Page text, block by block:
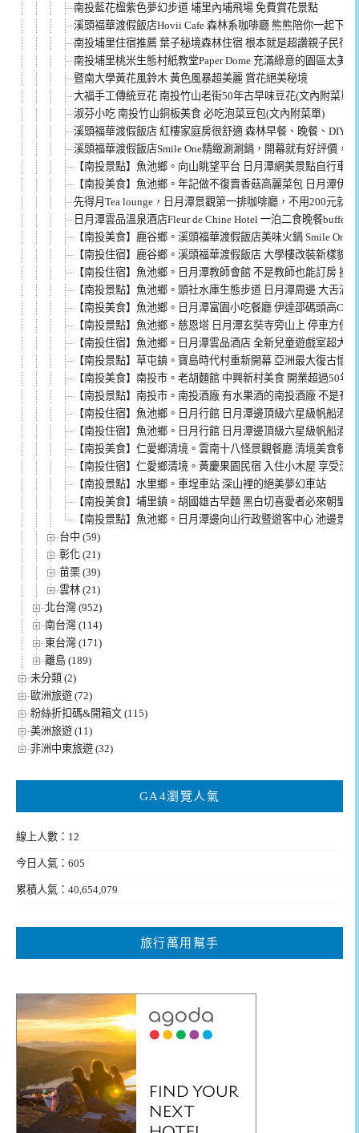
南投藍花楹紫色夢幻步道 埔里內埔飛場 免費賞花景點
溪頭福華渡假飯店Hovii Cafe 森林系咖啡廳 熊熊陪你一起下午
南投埔里住宿推薦 葉子秘境森林住宿 根本就是超讚親子民宿 (
南投埔里桃米生態村紙教堂Paper Dome 充滿綠意的園區太美
暨南大學黃花風鈴木 黃色風暴超美麗 賞花絕美秘境
大福手工傳統豆花 南投竹山老街50年古早味豆花(文內附菜單)
淑芬小吃 南投竹山銅板美食 必吃泡菜豆包(文內附菜單)
溪頭福華渡假飯店 紅樓家庭房很舒適 森林早餐、晚餐、DIY
溪頭福華渡假飯店Smile One精緻涮涮鍋，開幕就有好評價，
【南投景點】魚池鄉。向山眺望平台 日月潭網美景點自行車
【南投美食】魚池鄉。年記做不復賣香菇高麗菜包 日月潭伊
先得月Tea lounge，日月潭景觀第一排咖啡廳，不用200元就
日月潭雲品溫泉酒店Fleur de Chine Hotel 一泊二食晚餐buffet
【南投美食】鹿谷鄉。溪頭福華渡假飯店美味火鍋 Smile One
【南投住宿】鹿谷鄉。溪頭福華渡假飯店 大學樓改裝新樣貌
【南投住宿】魚池鄉。日月潭教師會館 不是教師也能訂房 擁
【南投景點】魚池鄉。頭社水庫生態步道 日月潭周邊 大舌滿
【南投美食】魚池鄉。日月潭富園小吃餐廳 伊達邵碼頭高CP
【南投景點】魚池鄉。慈恩塔 日月潭玄奘寺旁山上 停車方便
【南投住宿】魚池鄉。日月潭雲品酒店 全新兒童遊戲室超大
【南投景點】草屯鎮。寶島時代村重新開幕 亞洲最大復古懷
【南投美食】南投市。老胡麵館 中興新村美食 開業超過50年
【南投景點】南投市。南投酒廠 有水果酒的南投酒廠 不是有
【南投住宿】魚池鄉。日月行館 日月潭邊頂級六星級帆船酒
【南投住宿】魚池鄉。日月行館 日月潭邊頂級六星級帆船酒
【南投美食】仁愛鄉清境。雲南十八怪景觀餐廳 清境美食餐
【南投住宿】仁愛鄉清境。黃慶果園民宿 入住小木屋 享受清
【南投景點】水里鄉。車埕車站 深山裡的絕美夢幻車站
【南投美食】埔里鎮。胡國雄古早麵 黑白切喜愛者必來朝聖
【南投景點】魚池鄉。日月潭邊向山行政暨遊客中心 池邊景
台中 (59)
彰化 (21)
苗栗 (39)
雲林 (21)
北台灣 (952)
南台灣 (114)
東台灣 (171)
離島 (189)
未分類 (2)
歐洲旅遊 (72)
粉絲折扣碼&開箱文 (115)
美洲旅遊 (11)
非洲中東旅遊 (32)
GA4瀏覽人氣
線上人數：12
今日人氣：605
累積人氣：40,654,079
旅行萬用幫手